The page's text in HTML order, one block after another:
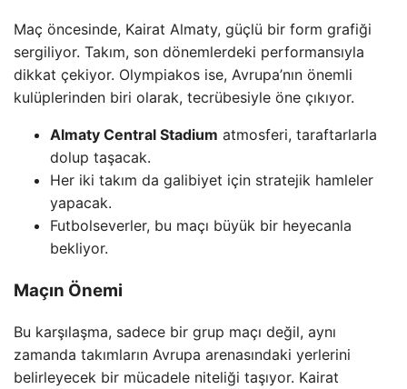
Maç öncesinde, Kairat Almaty, güçlü bir form grafiği
sergiliyor. Takım, son dönemlerdeki performansıyla
dikkat çekiyor. Olympiakos ise, Avrupa’nın önemli
kulüplerinden biri olarak, tecrübesiyle öne çıkıyor.
Almaty Central Stadium atmosferi, taraftarlarla
dolup taşacak.
Her iki takım da galibiyet için stratejik hamleler
yapacak.
Futbolseverler, bu maçı büyük bir heyecanla
bekliyor.
Maçın Önemi
Bu karşılaşma, sadece bir grup maçı değil, aynı
zamanda takımların Avrupa arenasındaki yerlerini
belirleyecek bir mücadele niteliği taşıyor. Kairat